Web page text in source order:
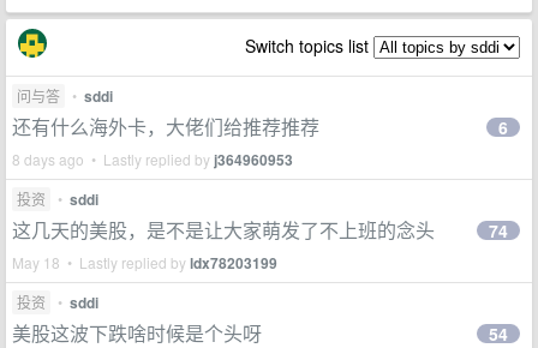
Switch topics list
问与答 • sddi
还有什么海外卡，大佬们给推荐推荐
8 days ago • Lastly replied by j364960953
6
投资 • sddi
这几天的美股，是不是让大家萌发了不上班的念头
May 18 • Lastly replied byldx78203199
74
投资 • sddi
美股这波下跌啥时候是个头呀 54